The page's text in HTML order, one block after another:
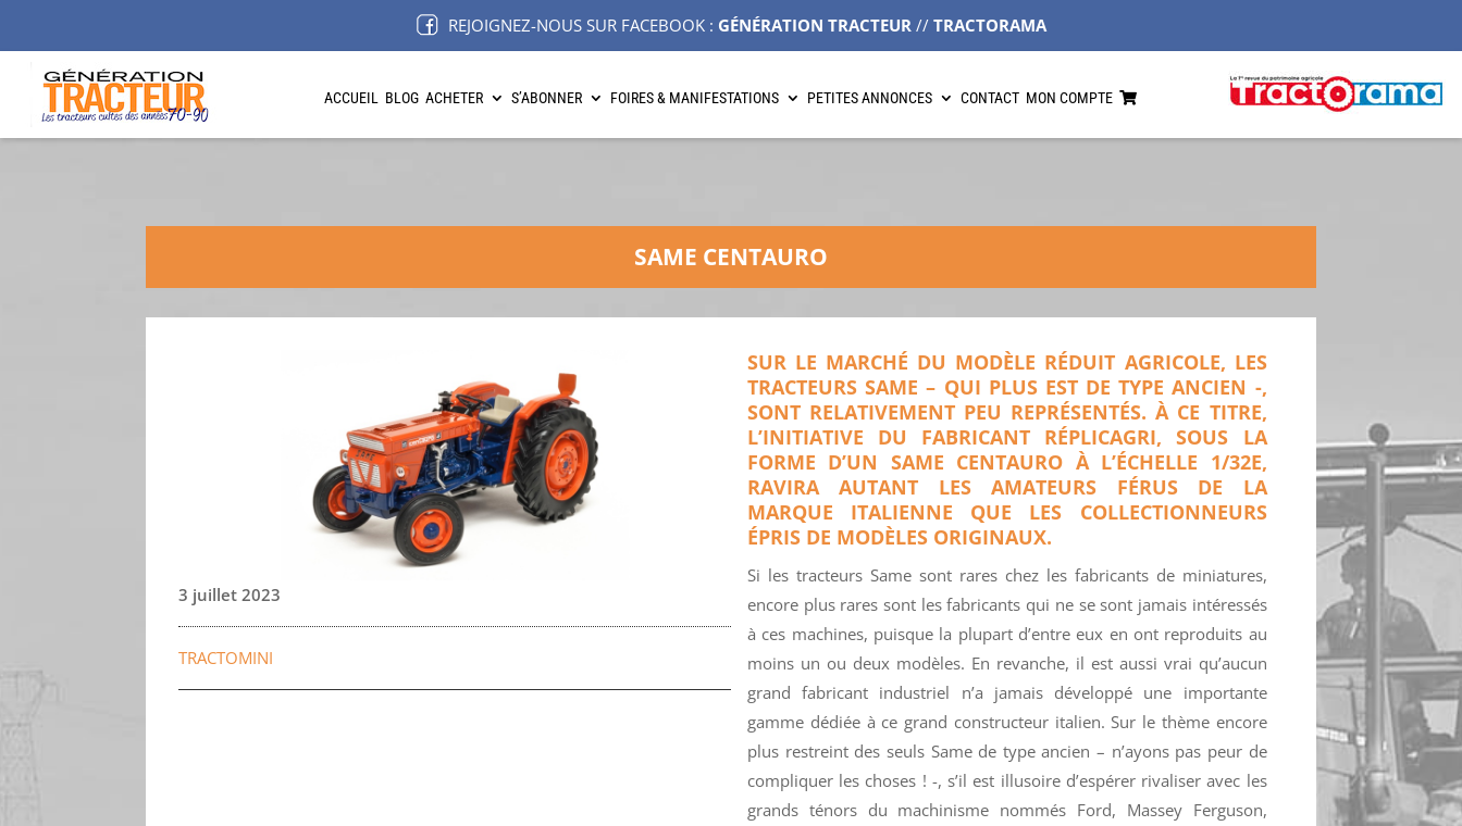
REJOIGNEZ-NOUS SUR FACEBOOK : GÉNÉRATION TRACTEUR// TRACTORAMA
ACCUEIL BLOG ACHETER S’ABONNER FOIRES & MANIFESTATIONS PETITES ANNONCES CONTACT MON COMPTE
SAME CENTAURO
3 juillet 2023
TRACTOMINI
SUR LE MARCHÉ DU MODÈLE RÉDUIT AGRICOLE, LES
TRACTEURS SAME – QUI PLUS EST DE TYPE ANCIEN -,
SONT RELATIVEMENT PEU REPRÉSENTÉS. À CE TITRE,
L’INITIATIVE DU FABRICANT RÉPLICAGRI, SOUS LA
FORME D’UN SAME CENTAURO À L’ÉCHELLE 1/32E,
RAVIRA AUTANT LES AMATEURS FÉRUS DE LA
MARQUE ITALIENNE QUE LES COLLECTIONNEURS
ÉPRIS DE MODÈLES ORIGINAUX.
Si les tracteurs Same sont rares chez les fabricants de miniatures,
encore plus rares sont les fabricants qui ne se sont jamais intéressés
à ces machines, puisque la plupart d’entre eux en ont reproduits au
moins un ou deux modèles. En revanche, il est aussi vrai qu’aucun
grand fabricant industriel n’a jamais développé une importante
gamme dédiée à ce grand constructeur italien. Sur le thème encore
plus restreint des seuls Same de type ancien – n’ayons pas peur de
compliquer les choses ! -, s’il est illusoire d’espérer rivaliser avec les
grands ténors du machinisme nommés Ford, Massey Ferguson,